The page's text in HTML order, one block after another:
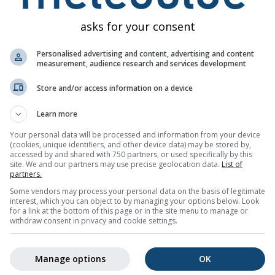
70%
ჩამოტვირთვა
ამინდის ტენდენციას
და მაქსიმალური ტემპერატურებით, ნალექის
ფერებით არის აღნიშნული. რაც უფრო ძლიერია
მით უფრო გაურკვეველია პროგნოზი. სქელი ხაზი ყველაზე
asks for your consent
Personalised advertising and content, advertising and content
measurement, audience research and services development
Store and/or access information on a device
Learn more
Your personal data will be processed and information from your device
(cookies, unique identifiers, and other device data) may be stored by,
accessed by and shared with 750 partners, or used specifically by this
site. We and our partners may use precise geolocation data. List of
partners.
Some vendors may process your personal data on the basis of legitimate
interest, which you can object to by managing your options below. Look
for a link at the bottom of this page or in the site menu to manage or
withdraw consent in privacy and cookie settings.
OK
Manage options